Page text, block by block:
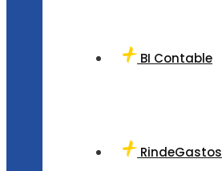
BI Contable
RindeGastos